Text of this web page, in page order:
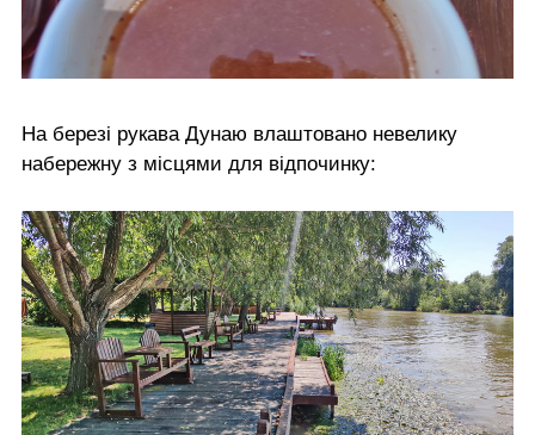
На березі рукава Дунаю влаштовано невелику
набережну з місцями для відпочинку: